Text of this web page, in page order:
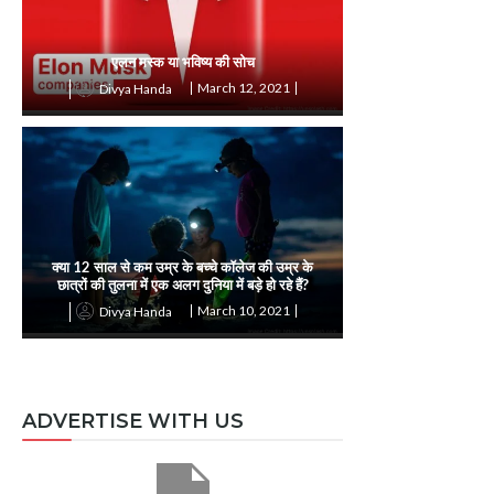
एलन मस्क या भविष्य की सोच
Divya Handa March 12, 2021
क्या 12 साल से कम उम्र के बच्चे कॉलेज की उम्र के
छात्रों की तुलना में एक अलग दुनिया में बड़े हो रहे हैं?
Divya Handa March 10, 2021
ADVERTISE WITH US